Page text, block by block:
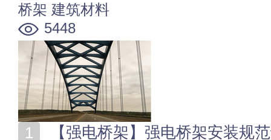
桥架 建筑材料
5448